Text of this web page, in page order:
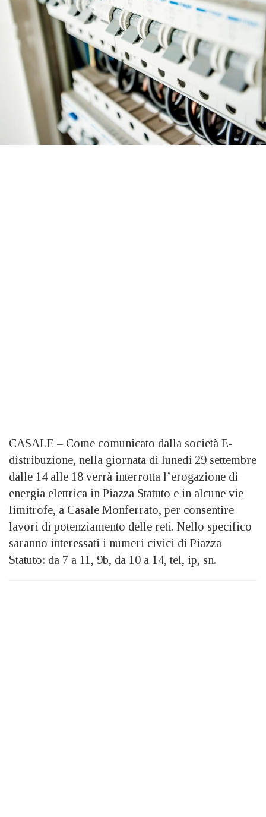
CASALE – Come comunicato dalla società E-
distribuzione, nella giornata di lunedì 29 settembre
dalle 14 alle 18 verrà interrotta l’erogazione di
energia elettrica in Piazza Statuto e in alcune vie
limitrofe, a Casale Monferrato, per consentire
lavori di potenziamento delle reti. Nello specifico
saranno interessati i numeri civici di Piazza
Statuto: da 7 a 11, 9b, da 10 a 14, tel, ip, sn.